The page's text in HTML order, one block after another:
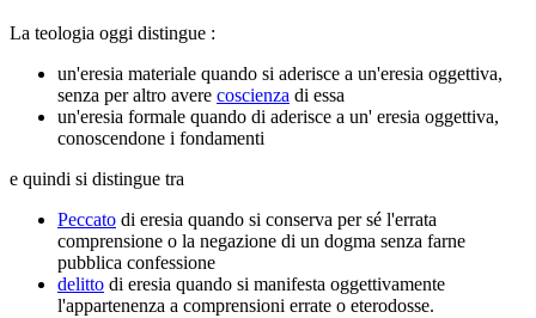
La teologia oggi distingue :
un'eresia materiale quando si aderisce a un'eresia oggettiva,
senza per altro avere coscienza di essa
un'eresia formale quando di aderisce a un' eresia oggettiva,
conoscendone i fondamenti
e quindi si distingue tra
Peccato di eresia quando si conserva per sé l'errata
comprensione o la negazione di un dogma senza farne
pubblica confessione
delitto di eresia quando si manifesta oggettivamente
l'appartenenza a comprensioni errate o eterodosse.